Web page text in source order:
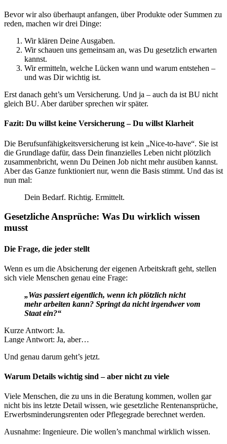
Bevor wir also überhaupt anfangen, über Produkte oder Summen zu
reden, machen wir drei Dinge:
Wir klären Deine Ausgaben.
Wir schauen uns gemeinsam an, was Du gesetzlich erwarten
kannst.
Wir ermitteln, welche Lücken wann und warum entstehen –
und was Dir wichtig ist.
Erst danach geht’s um Versicherung. Und ja – auch da ist BU nicht
gleich BU. Aber darüber sprechen wir später.
Fazit: Du willst keine Versicherung – Du willst Klarheit
Die Berufsunfähigkeitsversicherung ist kein „Nice-to-have“. Sie ist
die Grundlage dafür, dass Dein finanzielles Leben nicht plötzlich
zusammenbricht, wenn Du Deinen Job nicht mehr ausüben kannst.
Aber das Ganze funktioniert nur, wenn die Basis stimmt. Und das ist
nun mal:
Dein Bedarf. Richtig. Ermittelt.
Gesetzliche Ansprüche: Was Du wirklich wissen
musst
Die Frage, die jeder stellt
Wenn es um die Absicherung der eigenen Arbeitskraft geht, stellen
sich viele Menschen genau eine Frage:
„Was passiert eigentlich, wenn ich plötzlich nicht
mehr arbeiten kann? Springt da nicht irgendwer vom
Staat ein?“
Kurze Antwort: Ja.
Lange Antwort: Ja, aber…
Und genau darum geht’s jetzt.
Warum Details wichtig sind – aber nicht zu viele
Viele Menschen, die zu uns in die Beratung kommen, wollen gar
nicht bis ins letzte Detail wissen, wie gesetzliche Rentenansprüche,
Erwerbsminderungsrenten oder Pflegegrade berechnet werden.
Ausnahme: Ingenieure. Die wollen’s manchmal wirklich wissen.